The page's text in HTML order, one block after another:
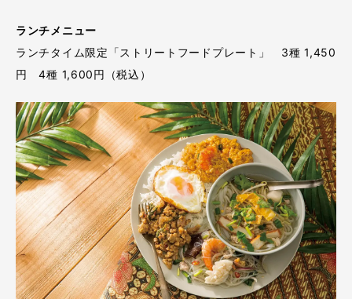
ランチメニュー
ランチタイム限定「ストリートフードプレート」 3種 1,450
円 4種 1,600円（税込）